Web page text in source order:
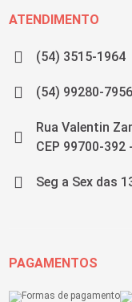
ATENDIMENTO
(54) 3515-1964
(54) 99280-7956
Rua Valentin
CEP 99700-392
Seg a Sex das
PAGAMENTOS